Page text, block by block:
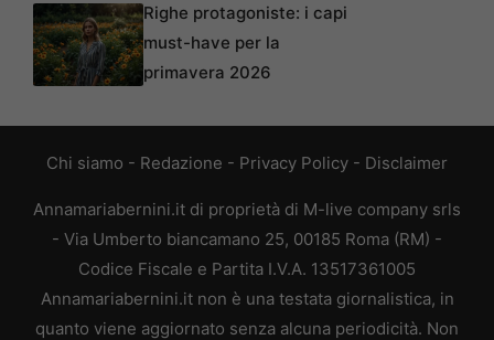
Righe protagoniste: i capi
must-have per la
primavera 2026
Chi siamo - Redazione - Privacy Policy - Disclaimer
Annamariabernini.it di proprietà di M-live company srls
- Via Umberto biancamano 25, 00185 Roma (RM) -
Codice Fiscale e Partita I.V.A. 13517361005
Annamariabernini.it non è una testata giornalistica, in
quanto viene aggiornato senza alcuna periodicità. Non